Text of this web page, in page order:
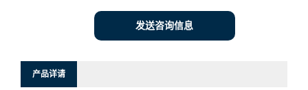
发送咨询信息
产品详请